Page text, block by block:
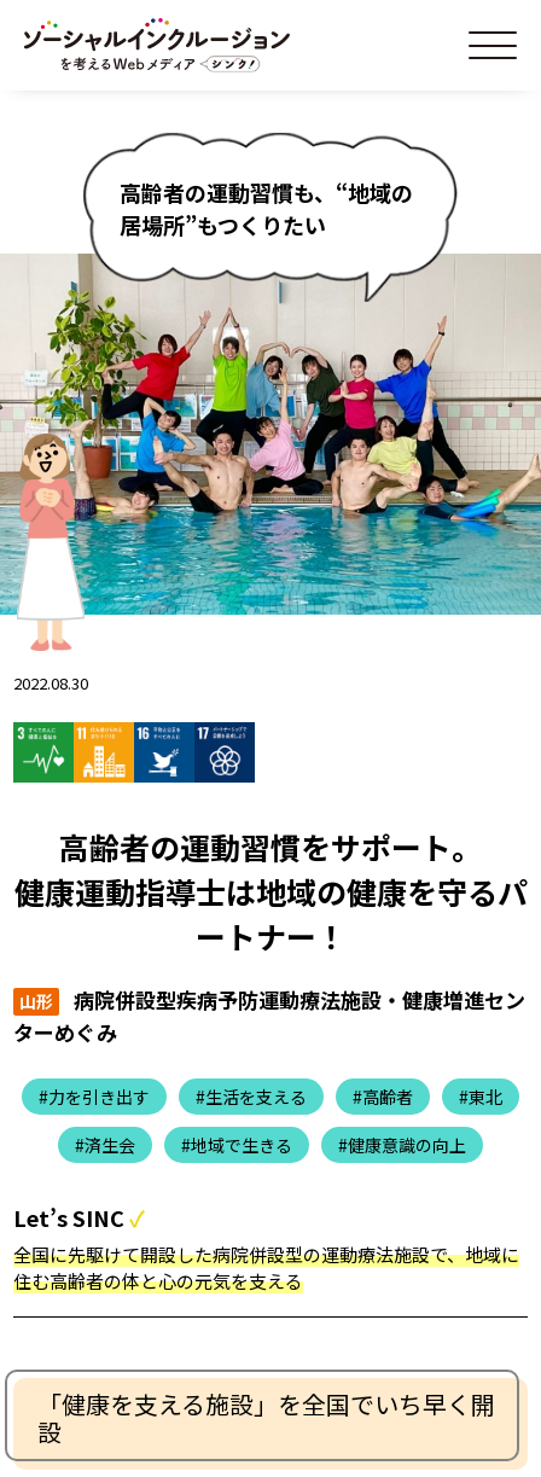
高齢者の運動習慣も、“地域の
居場所”もつくりたい
2022.08.30
高齢者の運動習慣をサポート。
健康運動指導士は地域の健康を守るパ
ートナー！
山形
病院併設型疾病予防運動療法施設・健康増進セン
ターめぐみ
#力を引き出す #生活を支える #高齢者
#東北
#済生会
#地域で生きる #健康意識の向上
Let’s SINC
全国に先駆けて開設した病院併設型の運動療法施設で、地域に
住む高齢者の体と心の元気を支える
「健康を支える施設」を全国でいち早く開
設